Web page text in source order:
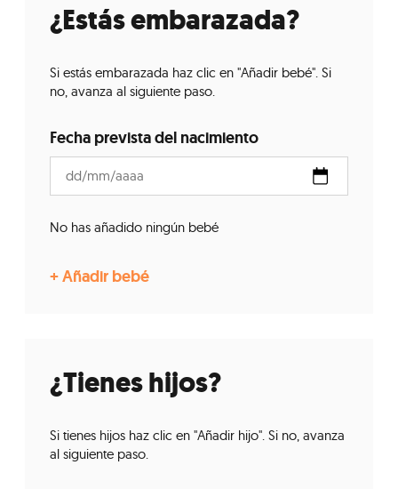
¿Estás embarazada?
Si estás embarazada haz clic en "Añadir bebé". Si
no, avanza al siguiente paso.
Fecha prevista del nacimiento
No has añadido ningún bebé
¿Tienes hijos?
Si tienes hijos haz clic en "Añadir hijo". Si no, avanza
al siguiente paso.